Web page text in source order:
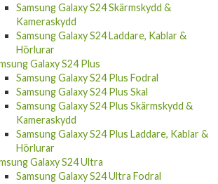
Samsung Galaxy S24 Skärmskydd &
Kameraskydd
Samsung Galaxy S24 Laddare, Kablar &
Hörlurar
Galaxy S24 Plus
Samsung Galaxy S24 Plus Fodral
Samsung Galaxy S24 Plus Skal
Samsung Galaxy S24 Plus Skärmskydd &
Kameraskydd
Samsung Galaxy S24 Plus Laddare, Kablar &
Hörlurar
Galaxy S24 Ultra
Samsung Galaxy S24 Ultra Fodral